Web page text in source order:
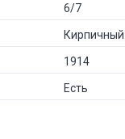
6/7
Кирпичный
1914
Есть